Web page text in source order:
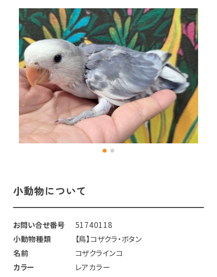
小動物について
お問い合せ番号
51740118
小動物種類
【鳥】コザクラ・ボタン
名前
コザクラインコ
カラー
レアカラー